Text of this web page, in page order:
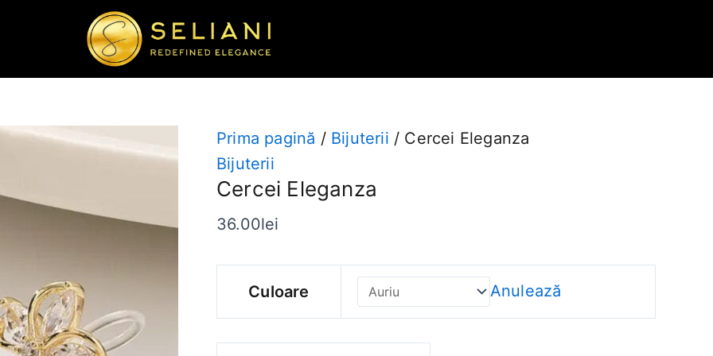
Prima pagină / Bijuterii / Cercei Eleganza
Bijuterii
Cercei Eleganza
36.00lei
Culoare Anulează
Cercei